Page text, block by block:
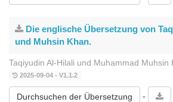
Die englische Übersetzung von
und Muhsin Khan.
Taqiyudin Al-Hilali und Muhammad Muhsin
2025-09-04 - V1.1.2
Durchsuchen der Übersetzung -